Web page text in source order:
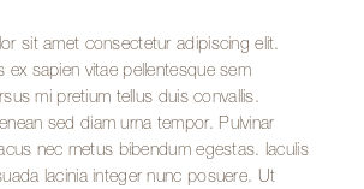
sit amet consectetur adipiscing elit.
ex sapien vitae pellentesque sem
mi pretium tellus duis convallis.
sed diam urna tempor. Pulvinar
nec metus bibendum egestas. Iaculis
lacinia integer nunc posuere. Ut